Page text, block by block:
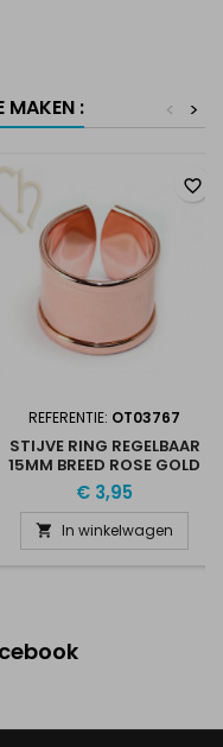
MAKEN : >
<
REFERENTIE: OT03767
STIJVE RING REGELBAAR
15MM BREED ROSE GOLD
€ 3,95
 In winkelwagen
favorite_border